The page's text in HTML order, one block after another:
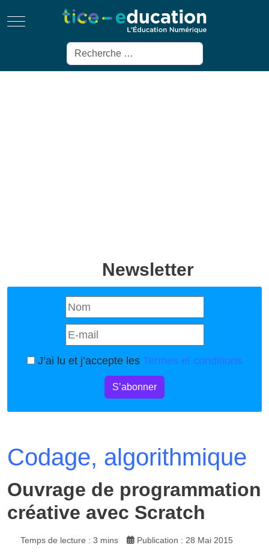
Mobile Menu Toggle
Rechercher
Newsletter
J’ai lu et j’accepte les Termes et conditions
S’abonner
Codage, algorithmique
Ouvrage de programmation
créative avec Scratch
Temps de lecture : 3 mins Publication : 28 Mai 2015